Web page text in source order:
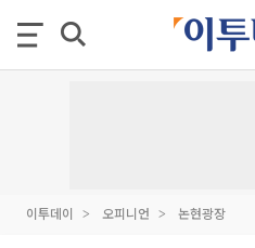
이투데이 오피니언 논현광장